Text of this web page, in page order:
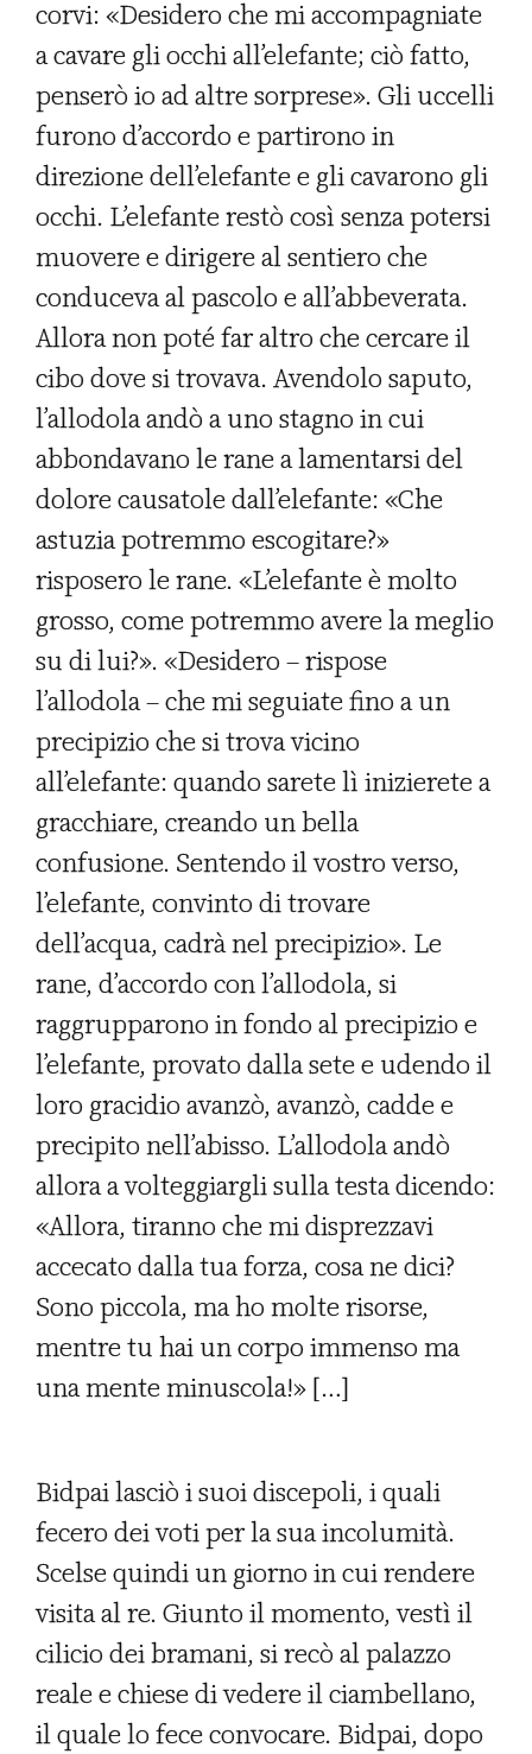
corvi: «Desidero che mi accompagniate
a cavare gli occhi all’elefante; ciò fatto,
penserò io ad altre sorprese». Gli uccelli
furono d’accordo e partirono in
direzione dell’elefante e gli cavarono gli
occhi. L’elefante restò così senza potersi
muovere e dirigere al sentiero che
conduceva al pascolo e all’abbeverata.
Allora non poté far altro che cercare il
cibo dove si trovava. Avendolo saputo,
l’allodola andò a uno stagno in cui
abbondavano le rane a lamentarsi del
dolore causatole dall’elefante: «Che
astuzia potremmo escogitare?»
risposero le rane. «L’elefante è molto
grosso, come potremmo avere la meglio
su di lui?». «Desidero – rispose
l’allodola – che mi seguiate fino a un
precipizio che si trova vicino
all’elefante: quando sarete lì inizierete a
gracchiare, creando un bella
confusione. Sentendo il vostro verso,
l’elefante, convinto di trovare
dell’acqua, cadrà nel precipizio». Le
rane, d’accordo con l’allodola, si
raggrupparono in fondo al precipizio e
l’elefante, provato dalla sete e udendo il
loro gracidio avanzò, avanzò, cadde e
precipito nell’abisso. L’allodola andò
allora a volteggiargli sulla testa dicendo:
«Allora, tiranno che mi disprezzavi
accecato dalla tua forza, cosa ne dici?
Sono piccola, ma ho molte risorse,
mentre tu hai un corpo immenso ma
una mente minuscola!» […]
Bidpai lasciò i suoi discepoli, i quali
fecero dei voti per la sua incolumità.
Scelse quindi un giorno in cui rendere
visita al re. Giunto il momento, vestì il
cilicio dei bramani, si recò al palazzo
reale e chiese di vedere il ciambellano,
il quale lo fece convocare. Bidpai, dopo